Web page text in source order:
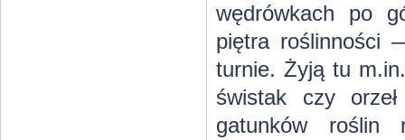
wędrówkach po
piętra roślinności
turnie. Żyją tu
świstak czy
gatunków roślin